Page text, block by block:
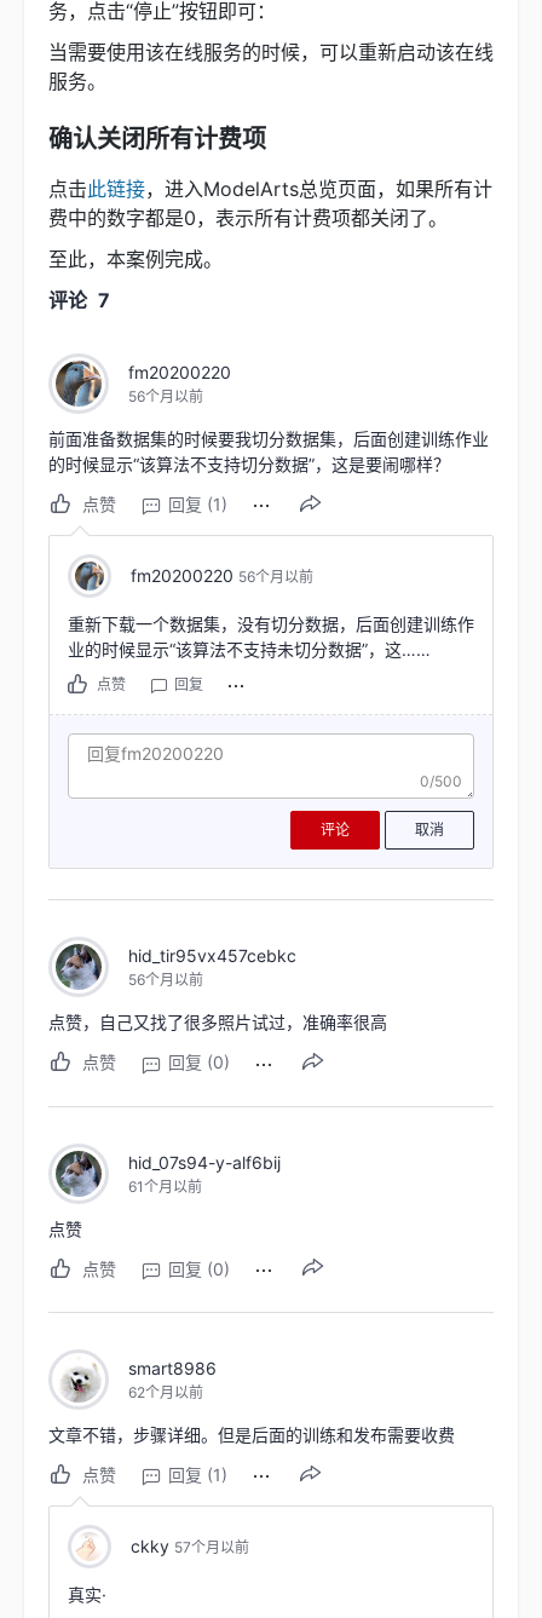
务，点击“停止”按钮即可：
当需要使用该在线服务的时候，可以重新启动该在线
服务。
确认关闭所有计费项
点击此链接，进入ModelArts总览页面，如果所有计
费中的数字都是0，表示所有计费项都关闭了。
至此，本案例完成。
评论 7
fm20200220
56个月以前
前面准备数据集的时候要我切分数据集，后面创建训练作业
的时候显示“该算法不支持切分数据”，这是要闹哪样？
点赞
回复 (1)
fm20200220 56个月以前
重新下载一个数据集，没有切分数据，后面创建训练作
业的时候显示“该算法不支持未切分数据”，这……
点赞 回复
0/500
评论 取消
hid_tir95vx457cebkc
56个月以前
点赞，自己又找了很多照片试过，准确率很高
点赞
回复 (0)
hid_07s94-y-alf6bij
61个月以前
点赞
点赞
回复 (0)
smart8986
62个月以前
文章不错，步骤详细。 但是后面的训练和发布需要收费
点赞
回复 (1)
ckky 57个月以前
真实·